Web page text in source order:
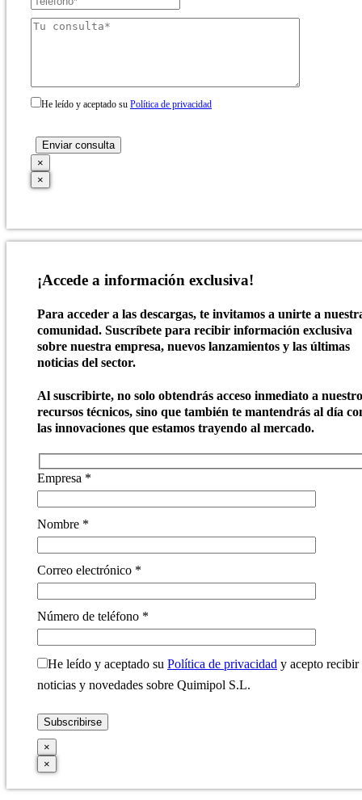
He leído y aceptado su Política de privacidad
×
×
¡Accede a información exclusiva!
Para acceder a las descargas, te invitamos a unirte a
comunidad. Suscríbete para recibir información exclusiva
sobre nuestra empresa, nuevos lanzamientos y las últimas
noticias del sector.
Al suscribirte, no solo obtendrás acceso inmediato a
recursos técnicos, sino que también te mantendrás al día
las innovaciones que estamos trayendo al mercado.
Empresa *
Nombre *
Correo electrónico *
Número de teléfono *
He leído y aceptado su Política de privacidad y acepto recibir
noticias y novedades sobre Quimipol S.L.
×
×